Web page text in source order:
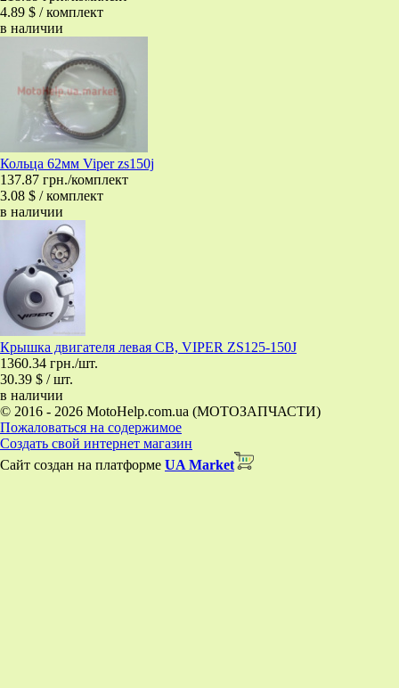
4.89 $ / комплект
в наличии
Кольца 62мм Viper zs150j
137.87 грн./комплект
3.08 $ / комплект
в наличии
Крышка двигателя левая CB, VIPER ZS125-150J
1360.34 грн./шт.
30.39 $ / шт.
в наличии
© 2016 - 2026 MotoHelp.com.ua (МОТОЗАПЧАСТИ)
Пожаловаться на содержимое
Создать свой интернет магазин
Сайт создан на платформе UA Market